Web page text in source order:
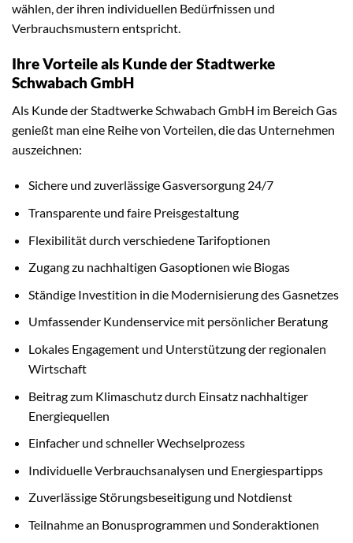
wählen, der ihren individuellen Bedürfnissen und
Verbrauchsmustern entspricht.
Ihre Vorteile als Kunde der Stadtwerke
Schwabach GmbH
Als Kunde der Stadtwerke Schwabach GmbH im Bereich Gas
genießt man eine Reihe von Vorteilen, die das Unternehmen
auszeichnen:
Sichere und zuverlässige Gasversorgung 24/7
Transparente und faire Preisgestaltung
Flexibilität durch verschiedene Tarifoptionen
Zugang zu nachhaltigen Gasoptionen wie Biogas
Ständige Investition in die Modernisierung des Gasnetzes
Umfassender Kundenservice mit persönlicher Beratung
Lokales Engagement und Unterstützung der regionalen
Wirtschaft
Beitrag zum Klimaschutz durch Einsatz nachhaltiger
Energiequellen
Einfacher und schneller Wechselprozess
Individuelle Verbrauchsanalysen und Energiespartipps
Zuverlässige Störungsbeseitigung und Notdienst
Teilnahme an Bonusprogrammen und Sonderaktionen